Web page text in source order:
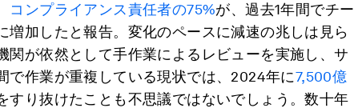
コンプライアンス責任者の75%が、過去1年間でチー
増加したと報告。変化のペースに減速の兆しは見ら
関が依然として手作業によるレビューを実施し、サ
で作業が重複している現状では、2024年に7,500億
すり抜けたことも不思議ではないでしょう。数十年